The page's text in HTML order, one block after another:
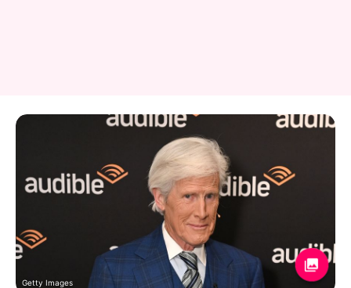
Getty Images